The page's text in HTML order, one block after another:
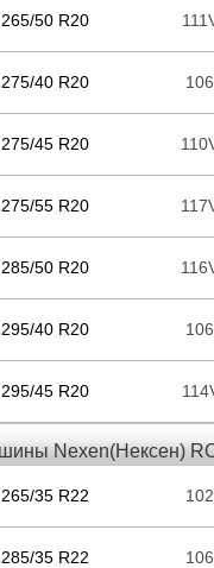
265/50 R20
275/40 R20
275/45 R20
275/55 R20
285/50 R20
295/40 R20
295/45 R20
Nexen(Нексен)
265/35 R22
285/35 R22